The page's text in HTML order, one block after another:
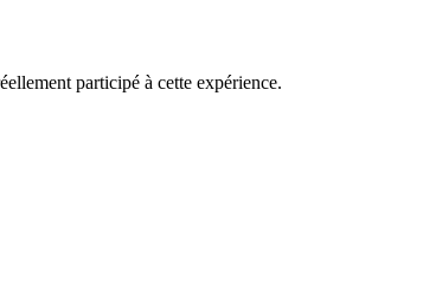
participé à cette expérience.